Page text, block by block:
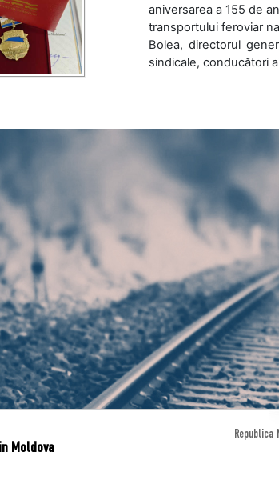
aniversarea a 155 de
transportului feroviar
Bolea, directorul
sindicale, conducători
Moldova